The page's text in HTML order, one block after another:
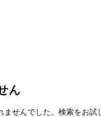
ん
ませんでした。検索をお試